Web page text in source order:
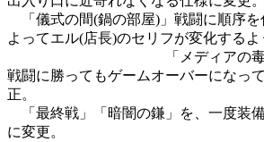
「儀式の間(鍋の部屋)」戦闘に順序を
よってエル(店長)のセリフが変化するよ
「メディアの毒薬」を
戦闘に勝ってもゲームオーバーになっ
正。
「最終戦」「暗闇の鎌」を、一度装
に変更。